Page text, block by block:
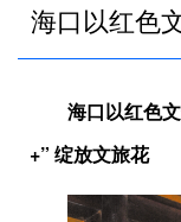
海口以红色
海口以红色
+” 绽放文旅花